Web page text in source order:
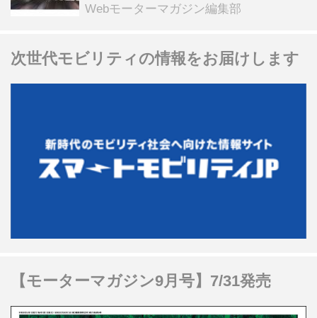
る抽選企画などを展開
Webモーターマガジン編集部
次世代モビリティの情報をお届けします
【モーターマガジン9月号】7/31発売